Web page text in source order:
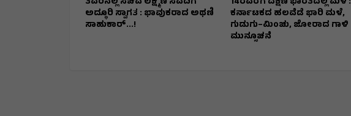
ಅದ್ಧೂರಿ ಸ್ವಾಗತ : ಭಾವುಕರಾದ ಅಥಣಿ
ಸಾಹುಕಾರ್...!
ಕರ್ನಾಟಕದ ಹಲವೆಡೆ ಭಾರಿ ಮಳೆ,
ಗುಡುಗು–ಮಿಂಚು, ಜೋರಾದ ಗಾಳಿ
ಮುನ್ಸೂಚನೆ